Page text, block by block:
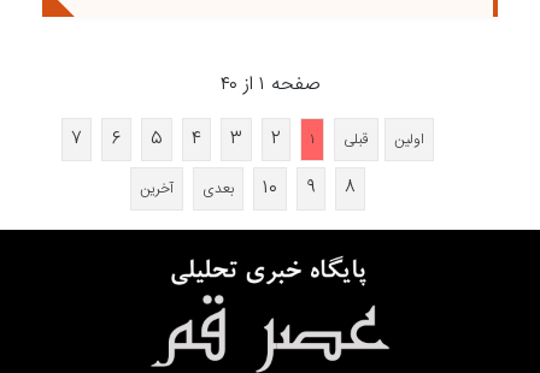
صفحه ۱ از ۴۰
اولین قبلی ۱ ۲ ۳ ۴ ۵ ۶
۷
۸
۹ ۱۰ بعدی آخرین